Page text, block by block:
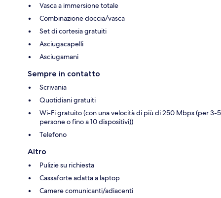
Vasca a immersione totale
Combinazione doccia/vasca
Set di cortesia gratuiti
Asciugacapelli
Asciugamani
Sempre in contatto
Scrivania
Quotidiani gratuiti
Wi-Fi gratuito (con una velocità di più di 250 Mbps (per 3-5
persone o fino a 10 dispositivi))
Telefono
Altro
Pulizie su richiesta
Cassaforte adatta a laptop
Camere comunicanti/adiacenti